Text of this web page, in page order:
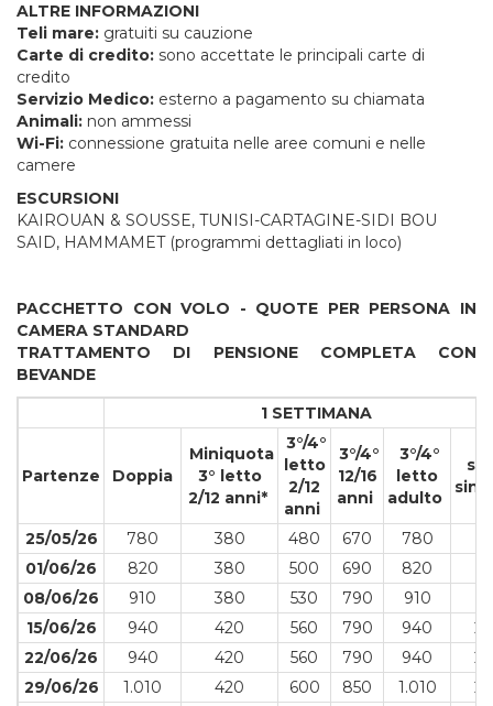
ALTRE INFORMAZIONI
Teli mare: gratuiti su cauzione
Carte di credito: sono accettate le principali carte di
credito
Servizio Medico: esterno a pagamento su chiamata
Animali: non ammessi
Wi-Fi: connessione gratuita nelle aree comuni e nelle
camere
ESCURSIONI
KAIROUAN & SOUSSE, TUNISI-CARTAGINE-SIDI BOU
SAID, HAMMAMET (programmi dettagliati in loco)
PACCHETTO CON VOLO - QUOTE PER PERSONA IN
CAMERA STANDARD
TRATTAMENTO DI PENSIONE COMPLETA CON
BEVANDE
1 SETTIMANA
Partenze Doppia
Miniquota
3° letto
2/12 anni*
3°/4°
letto
2/12
anni
3°/4°
12/16
anni
3°/4°
letto
adulto
25/05/26 780 380 480 670 780
01/06/26
820 380 500 690 820
08/06/26
910 380 530 790 910
15/06/26
940 420 560 790 940
22/06/26
940 420 560 790 940
29/06/26
1.010 420 600 850 1.010